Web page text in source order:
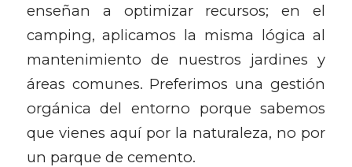
enseñan a optimizar recursos; en el
camping, aplicamos la misma lógica al
mantenimiento de nuestros jardines y
áreas comunes. Preferimos una gestión
orgánica del entorno porque sabemos
que vienes aquí por la naturaleza, no por
un parque de cemento.